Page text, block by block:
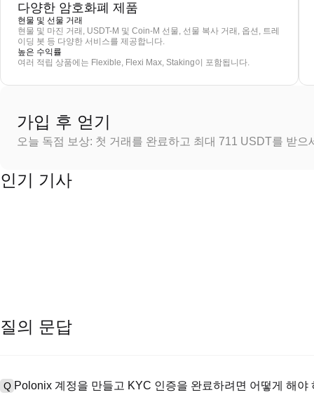
다양한 암호화폐 제품
현물 및 선물 거래
현물 및 마진 거래, USDT-M 및 Coin-M 선물, 선물 복사 거래, 옵션, 트레
이딩 봇 등 다양한 서비스를 제공합니다.
높은 수익률
여러 적립 상품에는 Flexible, Flexi Max, Staking이 포함됩니다.
가입 후 얻기
오늘 독점 보상: 첫 거래를 완료하고 최대 711 USDT를 받으
인기 기사
질의 문답
Q Polonix 계정을 만들고 KYC 인증을 완료하려면 어떻게 해야